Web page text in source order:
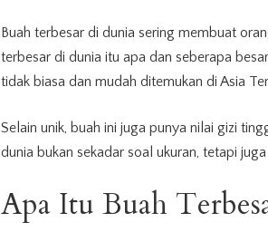
Buah terbesar di dunia sering membuat
terbesar di dunia itu apa dan seberapa
tidak biasa dan mudah ditemukan di Asia
Selain unik, buah ini juga punya nilai gizi
dunia bukan sekadar soal ukuran, tetapi
Apa Itu Buah